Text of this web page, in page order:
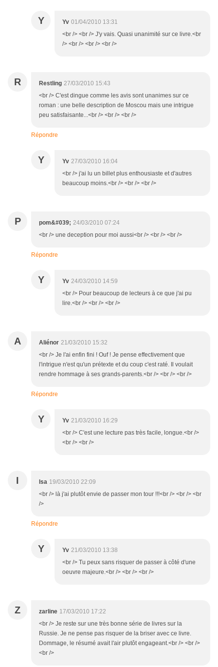
Y Yv 01/04/2010 13:31
<br /> <br /> J'y vais. Quasi unanimité sur ce livre.<br
/> <br /> <br /> <br />
R Restling 27/03/2010 15:43
<br /> C'est dingue comme les avis sont unanimes sur ce
roman : une belle description de Moscou mais une intrigue
peu satisfaisante...<br /> <br /> <br />
Répondre
Y Yv 27/03/2010 16:04
<br /> j'ai lu un billet plus enthousiaste et d'autres
beaucoup moins.<br /> <br /> <br />
P pom&#039; 24/03/2010 07:24
<br /> une deception pour moi aussi<br /> <br /> <br />
Répondre
Y Yv 24/03/2010 14:59
<br /> Pour beaucoup de lecteurs à ce que j'ai pu
lire.<br /> <br /> <br />
A Aliénor 21/03/2010 15:32
<br /> Je l'ai enfin fini ! Ouf ! Je pense effectivement que
l'intrigue n'est qu'un prétexte et du coup c'est raté. Il voulait
rendre hommage à ses grands-parents.<br /> <br /> <br />
Répondre
Y Yv 21/03/2010 16:29
<br /> C'est une lecture pas très facile, longue.<br />
<br /> <br />
I Isa 19/03/2010 22:09
<br /> là j'ai plutôt envie de passer mon tour !!!<br /> <br /> <br
/>
Répondre
Y Yv 21/03/2010 13:38
<br /> Tu peux sans risquer de passer à côté d'une
oeuvre majeure.<br /> <br /> <br />
Z zarline 17/03/2010 17:22
<br /> Je reste sur une très bonne série de livres sur la
Russie. Je ne pense pas risquer de la briser avec ce livre.
Dommage, le résumé avait l'air plutôt engageant.<br /> <br />
<br />